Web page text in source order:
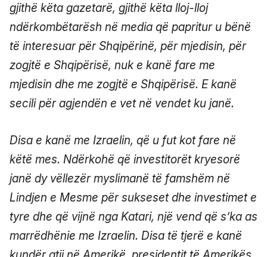
gjithë këta gazetarë, gjithë këta lloj-lloj
ndërkombëtarësh në media që papritur u bënë
të interesuar për Shqipërinë, për mjedisin, për
zogjtë e Shqipërisë, nuk e kanë fare me
mjedisin dhe me zogjtë e Shqipërisë. E kanë
secili për agjendën e vet në vendet ku janë.
Disa e kanë me Izraelin, që u fut kot fare në
këtë mes. Ndërkohë që investitorët kryesorë
janë dy vëllezër myslimanë të famshëm në
Lindjen e Mesme për sukseset dhe investimet e
tyre dhe që vijnë nga Katari, një vend që s’ka as
marrëdhënie me Izraelin. Disa të tjerë e kanë